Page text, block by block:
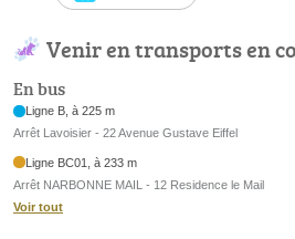
Venir en transports en
En bus
Ligne B, à 225 m
Arrêt Lavoisier - 22 Avenue Gustave Eiffel
Ligne BC01, à 233 m
Arrêt NARBONNE MAIL - 12 Residence le Mail
Voir tout